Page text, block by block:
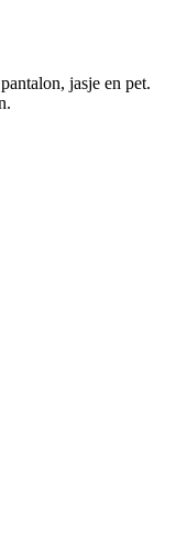
jasje en pet.